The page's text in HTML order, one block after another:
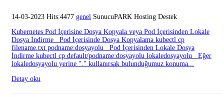
14-03-2023 Hits:4477 genel SunucuPARK Hosting Destek
Kubernetes Pod İçerisine Dosya Kopyala veya Pod İçerisinden Lokale
Dosya İndirme Pod İçerisinde Dosya Kopyalama kubectl cp
filename.txt podname:dosyayolu Pod İçerisinden Lokale Dosya
İndirme kubectl cp default/podname:dosyayolu lokaledosyayolu Eğer
lokaledosyayolu yerine "." kullanırsak bulunduğumuz konuma...
Detay oku